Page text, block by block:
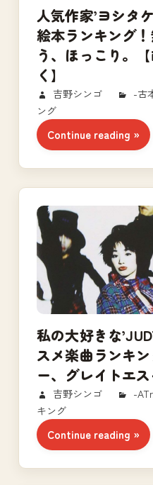
人気作家’ヨシタ
絵本ランキング
う、ほっこり。
く】
2018/12/16
吉野シンゴ -古
ング
Continue reading
私の大好きな
スメ楽曲ランキ
ー、グレイトエス
2018/11/27
吉野シンゴ -
キング
Continue reading